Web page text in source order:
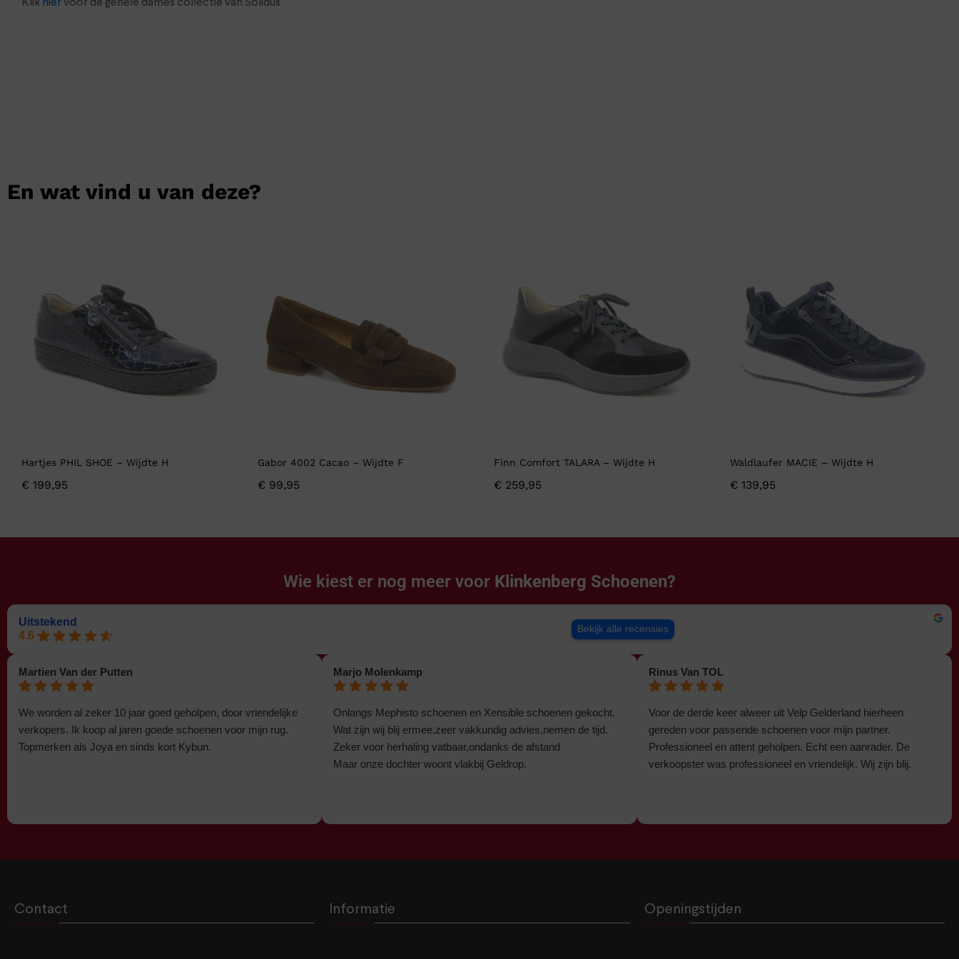
Klik hiervoor de gehele dames collectie van Solidus
En wat vind u van deze?
Hartjes PHIL SHOE – Wijdte H
€ 199,95
Gabor 4002 Cacao – Wijdte F
€ 99,95
Finn Comfort TALARA – Wijdte H
€ 259,95
Waldlaufer MACIE – Wijdte H
€ 139,95
Wie kiest er nog meer voor Klinkenberg Schoenen?
Uitstekend
4.6
Bekijk alle recensies
Martien Van der Putten
We worden al zeker 10 jaar goed geholpen, door vriendelijke
verkopers. Ik koop al jaren goede schoenen voor mijn rug.
Topmerken als Joya en sinds kort Kybun.
Marjo Molenkamp
Onlangs Mephisto schoenen en Xensible schoenen gekocht.
Wat zijn wij blij ermee,zeer vakkundig advies,nemen de tijd.
Zeker voor herhaling vatbaar,ondanks de afstand
Maar onze dochter woont vlakbij Geldrop.
Rinus Van TOL
Voor de derde keer alweer uit Velp Gelderland hierheen
gereden voor passende schoenen voor mijn partner.
Professioneel en attent geholpen. Echt een aanrader. De
verkoopster was professioneel en vriendelijk. Wij zijn blij.
Contact Informatie Openingstijden